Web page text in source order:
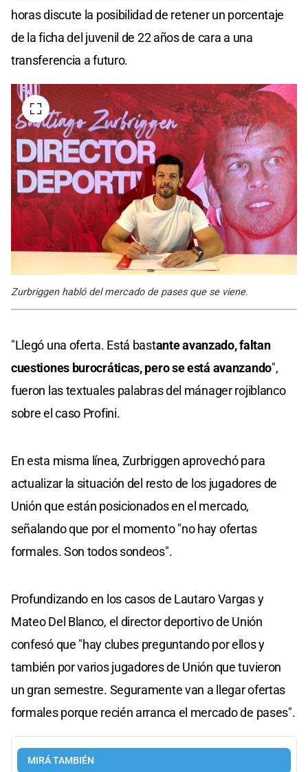
horas discute la posibilidad de retener un porcentaje
de la ficha del juvenil de 22 años de cara a una
transferencia a futuro.
Zurbriggen habló del mercado de pases que se viene.
"Llegó una oferta. Está bastante avanzado, faltan
cuestiones burocráticas, pero se está avanzando",
fueron las textuales palabras del mánager rojiblanco
sobre el caso Profini.
En esta misma línea, Zurbriggen aprovechó para
actualizar la situación del resto de los jugadores de
Unión que están posicionados en el mercado,
señalando que por el momento "no hay ofertas
formales. Son todos sondeos".
Profundizando en los casos de Lautaro Vargas y
Mateo Del Blanco, el director deportivo de Unión
confesó que "hay clubes preguntando por ellos y
también por varios jugadores de Unión que tuvieron
un gran semestre. Seguramente van a llegar ofertas
formales porque recién arranca el mercado de pases".
MIRÁ TAMBIÉN